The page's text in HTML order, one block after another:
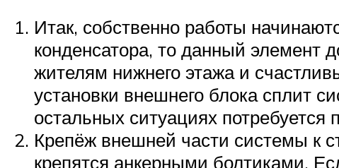
Итак, собственно работы
конденсатора, то данный
жителям нижнего этажа и
установки внешнего блока сплит
остальных ситуациях
Крепёж внешней части системы к
крепятся анкерными болтиками.